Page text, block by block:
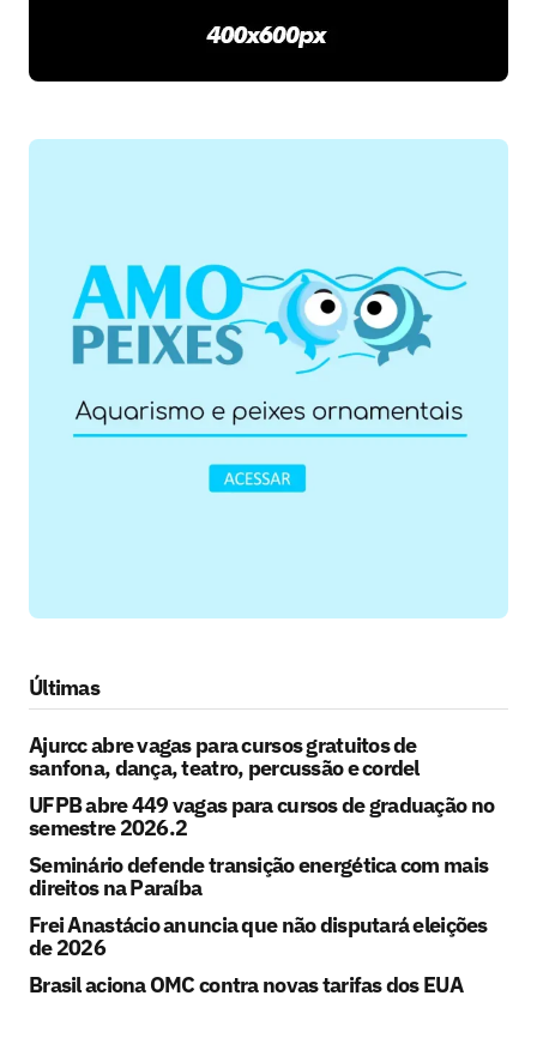
Últimas
Ajurcc abre vagas para cursos gratuitos de
sanfona, dança, teatro, percussão e cordel
UFPB abre 449 vagas para cursos de graduação no
semestre 2026.2
Seminário defende transição energética com mais
direitos na Paraíba
Frei Anastácio anuncia que não disputará eleições
de 2026
Brasil aciona OMC contra novas tarifas dos EUA